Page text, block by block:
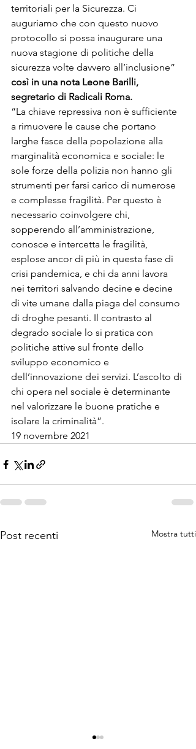
territoriali per la Sicurezza. Ci
auguriamo che con questo nuovo
protocollo si possa inaugurare una
nuova stagione di politiche della
sicurezza volte davvero all’inclusione”
così in una nota Leone Barilli,
segretario di Radicali Roma.
“La chiave repressiva non è sufficiente
a rimuovere le cause che portano
larghe fasce della popolazione alla
marginalità economica e sociale: le
sole forze della polizia non hanno gli
strumenti per farsi carico di numerose
e complesse fragilità. Per questo è
necessario coinvolgere chi,
sopperendo all’amministrazione,
conosce e intercetta le fragilità,
esplose ancor di più in questa fase di
crisi pandemica, e chi da anni lavora
nei territori salvando decine e decine
di vite umane dalla piaga del consumo
di droghe pesanti. Il contrasto al
degrado sociale lo si pratica con
politiche attive sul fronte dello
sviluppo economico e
dell’innovazione dei servizi. L’ascolto di
chi opera nel sociale è determinante
nel valorizzare le buone pratiche e
isolare la criminalità”.
19 novembre 2021
Post recenti Mostra tutti